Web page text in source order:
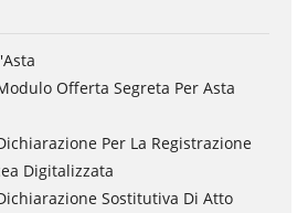
Offerta Segreta Per Asta
Per La Registrazione
Digitalizzata
Sostitutiva Di Atto